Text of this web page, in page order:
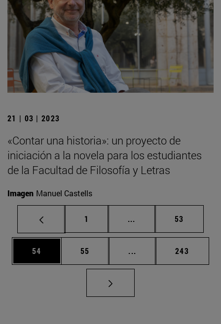
21 | 03 | 2023
«Contar una historia»: un proyecto de
iniciación a la novela para los estudiantes
de la Facultad de Filosofía y Letras
Imagen Manuel Castells
Página
1 ... Páginas intermedias
Página
53
Página
54 Página
55 ... Páginas intermedias
Página
243